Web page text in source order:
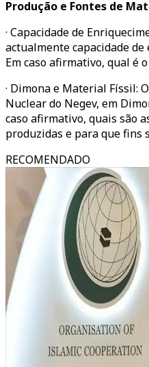
Produção e Fontes de
· Capacidade de
actualmente capacidade
Em caso afirmativo, qual é
· Dimona e Material Físsil:
Nuclear do Negev, em
caso afirmativo, quais são
produzidas e para que fins
RECOMENDADO